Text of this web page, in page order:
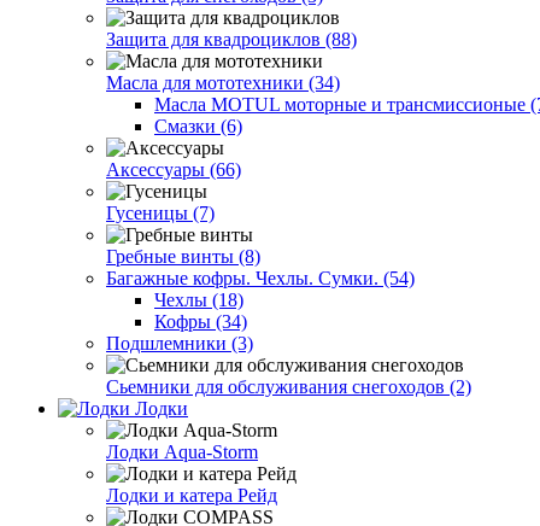
Защита для квадроциклов (88)
Масла для мототехники (34)
Масла MOTUL моторные и трансмиссионые
Смазки (6)
Аксессуары (66)
Гусеницы (7)
Гребные винты (8)
Багажные кофры. Чехлы. Сумки. (54)
Чехлы (18)
Кофры (34)
Подшлемники (3)
Сьемники для обслуживания снегоходов (2)
Лодки
Лодки Aqua-Storm
Лодки и катера Рейд